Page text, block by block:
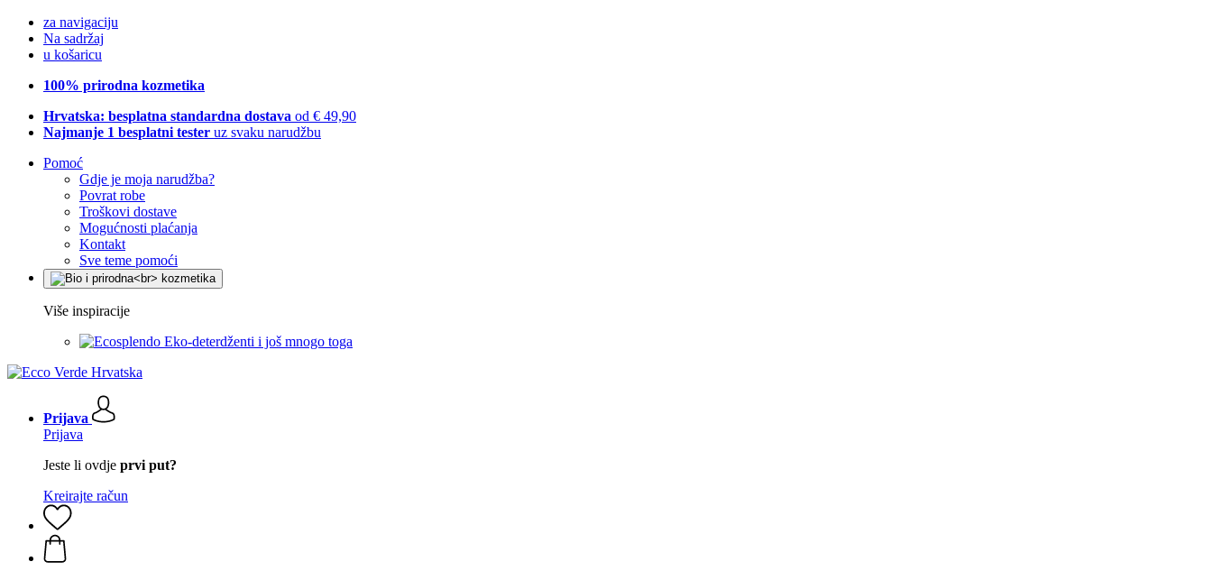
za navigaciju
Na sadržaj
u košaricu
100% prirodna kozmetika
Hrvatska: besplatna standardna dostava od € 49,90
Najmanje 1 besplatni tester uz svaku narudžbu
Pomoć
Gdje je moja narudžba?
Povrat robe
Troškovi dostave
Mogućnosti plaćanja
Kontakt
Sve teme pomoći
Više inspiracije
Eko-deterdženti i još mnogo toga
Prijava
Prijava
Jeste li ovdje prvi put?
Kreirajte račun